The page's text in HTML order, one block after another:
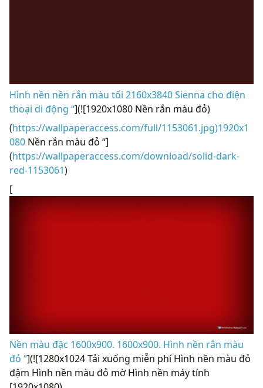
Hình nền nền rắn màu tối 2160x3840 Sienna cho điện
thoại di động “](![1920x1080 Nền rắn màu đỏ)
(https://wallpaperaccess.com/full/1153061.jpg)1920x1
080 Nền rắn màu đỏ “]
(https://wallpaperaccess.com/download/solid-dark-
red-1153061)
[
Nền màu đặc 1600x900. 1600x900. Hình nền rắn màu
đỏ “](![1280x1024 Tải xuống miễn phí Hình nền màu đỏ
đậm Hình nền màu đỏ mờ Hình nền máy tính